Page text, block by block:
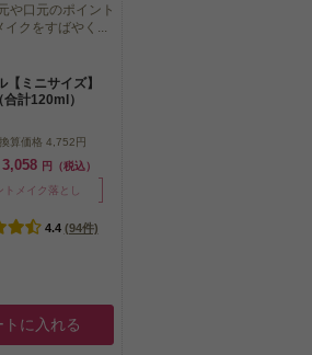
や口元のポイント
クをすばやく...
や口元のポイント
クをすばやく...
【ミニサイズ】
計120ml）
算価格 4,752円
3,058 円（税込）
トメイク落とし
4.4 (94件)
トに入れる